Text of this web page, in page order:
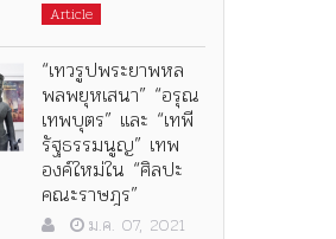
Article
“เทวรูปพระยาพหล
พลพยุหเสนา” “อรุณ
เทพบุตร” และ “เทพี
รัฐธรรมนูญ” เทพ
องค์ใหม่ใน “ศิลปะ
คณะราษฎร”
ม.ค. 07, 2021